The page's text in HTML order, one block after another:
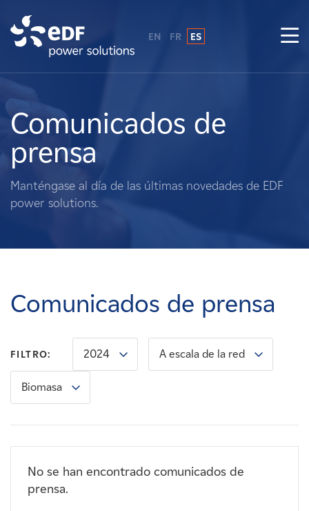
Sobre nosotros
Qué hacemos
Terratenientes
Carreras
Noticias
Contacte con
EN FR ES
Comunicados de
prensa
Manténgase al día de las últimas novedades de EDF
power solutions.
Comunicados de prensa
FILTRO: 2024 A escala de la red
Biomasa
No se han encontrado comunicados de
prensa.